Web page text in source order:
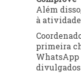
Além
à
primeira
WhatsApp